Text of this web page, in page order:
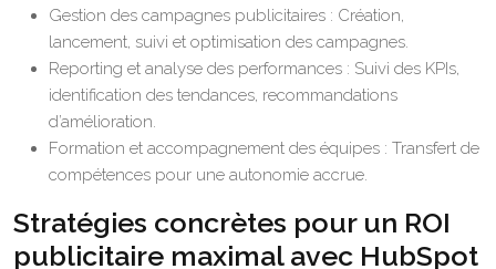
Gestion des campagnes publicitaires : Création,
lancement, suivi et optimisation des campagnes.
Reporting et analyse des performances : Suivi des KPIs,
identification des tendances, recommandations
d’amélioration.
Formation et accompagnement des équipes : Transfert de
compétences pour une autonomie accrue.
Stratégies concrètes pour un ROI
publicitaire maximal avec HubSpot